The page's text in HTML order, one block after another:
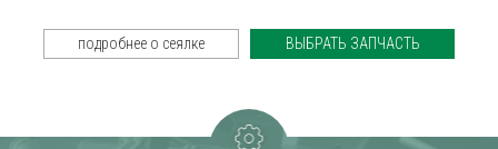
подробнее о сеялке ВЫБРАТЬ ЗАПЧАСТЬ